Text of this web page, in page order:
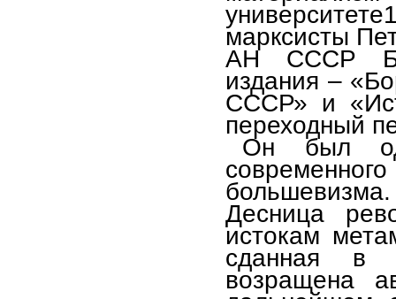
марксисты
АН СССР
издания –
СССР» и
переходный
Он был
Десница
истокам
сданная в
возращена